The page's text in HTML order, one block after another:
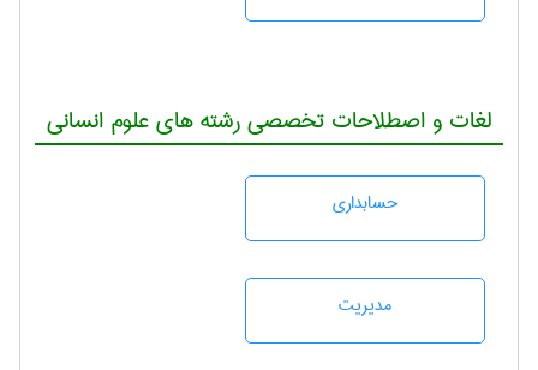
لغات و اصطلاحات تخصصی رشته های علوم انسانی
حسابداری
مديريت